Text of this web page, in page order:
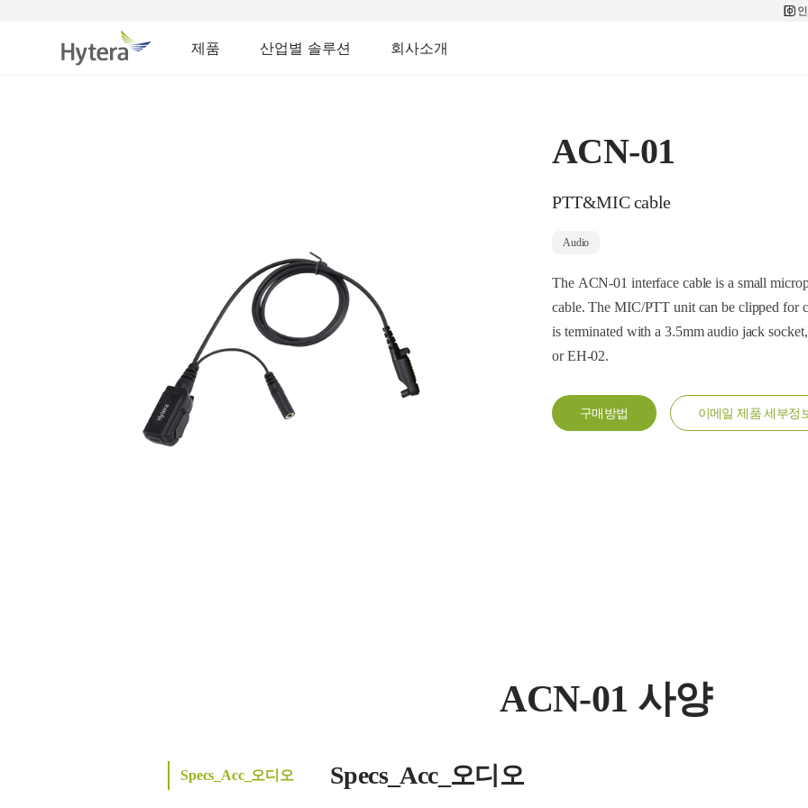
제품 산업별 솔루션 회사소개
ACN-01
PTT&MIC cable
Audio
The ACN-01 interface cable is a small
cable. The MIC/PTT unit can be clipped
is terminated with a 3.5mm audio jack
or EH-02.
구매방법 이메일 제품 세부정
ACN-01 사양
Specs_Acc_오디오 Specs_Acc_오디오